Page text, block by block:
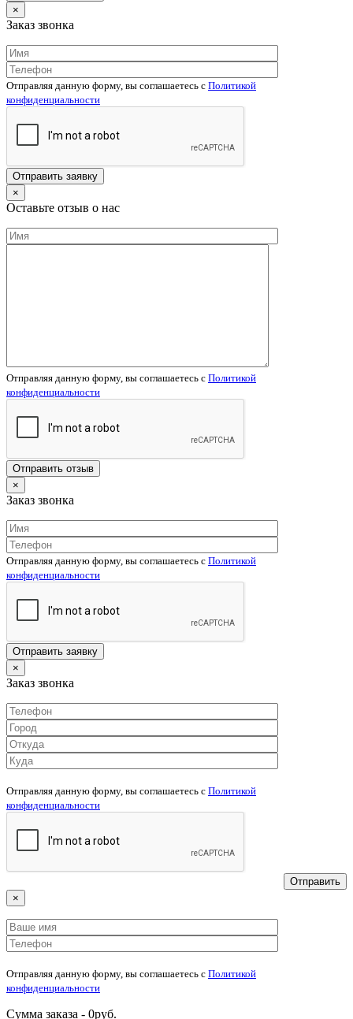
×
Заказ звонка
Отправляя данную форму, вы соглашаетесь c Политикой
конфиденциальности
×
Оставьте отзыв о нас
Отправляя данную форму, вы соглашаетесь c Политикой
конфиденциальности
×
Заказ звонка
Отправляя данную форму, вы соглашаетесь c Политикой
конфиденциальности
×
Заказ звонка
Отправляя данную форму, вы соглашаетесь c Политикой
конфиденциальности
×
Отправляя данную форму, вы соглашаетесь c Политикой
конфиденциальности
Сумма заказа - 0руб.